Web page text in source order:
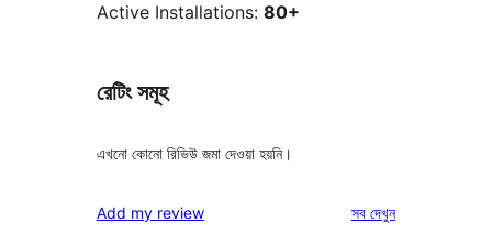
Active Installations: 80+
রেটিং সমূহ
এখনো কোনো রিভিউ জমা দেওয়া হয়নি।
Add my review সবরিভিউ
দেখুন